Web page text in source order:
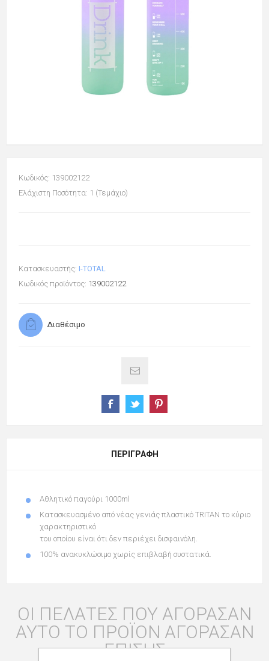
Κωδικός: 139002122
Ελάχιστη Ποσότητα: 1 (Τεμάχιο)
Κατασκευαστής: I-TOTAL
Κωδικός προϊόντος: 139002122
Διαθέσιμο
ΠΕΡΙΓΡΑΦΉ
Αθλητικό παγούρι 1000ml
Kατασκευασμένο από νέας γενιάς πλαστικό TRITAN το κύριο
χαρακτηριστικό
του οποίου είναι ότι δεν περιέχει δισφαινόλη.
100% ανακυκλώσιμο χωρίς επιβλαβή συστατικά.
ΟΙ ΠΕΛΆΤΕΣ ΠΟΥ ΑΓΌΡΑΣΑΝ
ΑΥΤΌ ΤΟ ΠΡΟΪΌΝ ΑΓΌΡΑΣΑΝ
ΕΠΊΣΗΣ